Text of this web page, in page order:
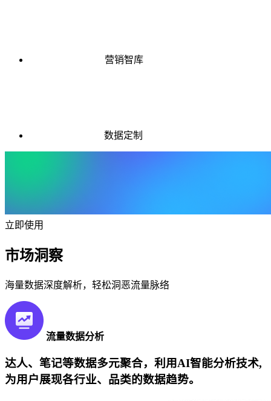
营销智库
数据定制
立即使用
市场洞察
海量数据深度解析，轻松洞恶流量脉络
流量数据分析
达人、笔记等数据多元聚合，利用AI智能分析技术,
为用户展现各行业、品类的数据趋势。